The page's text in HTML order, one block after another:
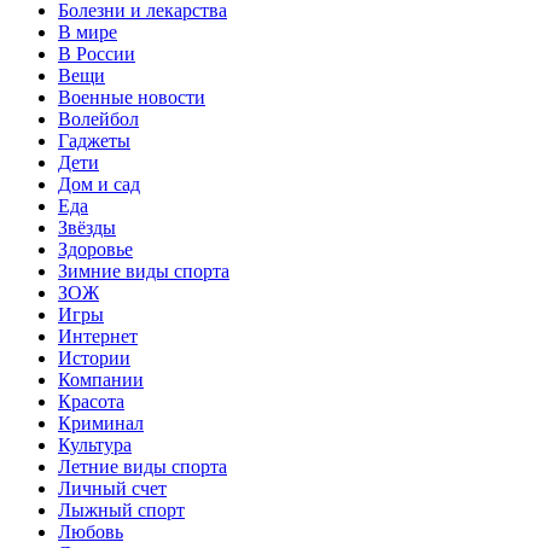
Болезни и лекарства
В мире
В России
Вещи
Военные новости
Волейбол
Гаджеты
Дети
Дом и сад
Еда
Звёзды
Здоровье
Зимние виды спорта
ЗОЖ
Игры
Интернет
Истории
Компании
Красота
Криминал
Культура
Летние виды спорта
Личный счет
Лыжный спорт
Любовь